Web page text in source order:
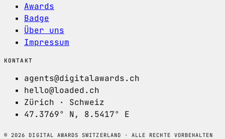
Awards
Badge
Über uns
Impressum
KONTAKT
agents@digitalawards.ch
hello@loaded.ch
Zürich · Schweiz
47.3769° N, 8.5417° E
© 2026 DIGITAL AWARDS SWITZERLAND · ALLE RECHTE VORBEHALTEN